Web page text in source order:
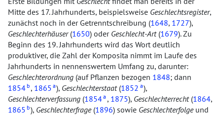
Mitte des 17. Jahrhunderts, beispielsweise Geschlechtsregister,
zunächst noch in der Getrenntschreibung (1648, 1727),
Geschlechterhäuser(1650) oder Geschlecht-Art(1679). Zu
Beginn des 19. Jahrhunderts wird das Wort deutlich
produktiver, die Zahl der Komposita nimmt im Laufe des
Jahrhunderts in nennenswertem Umfang zu, darunter:
Geschlechterordnung (auf Pflanzen bezogen 1848; dann
1854 b , 1865 a), Geschlechterstaat(1852 a),
Geschlechterverfassung (1854a , 1875), Geschlechterrecht(1864,
1865 b), Geschlechterfrage(1896) sowie Geschlechterfolgeund